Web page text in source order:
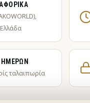
ΗΜΕΡΏΝ
ταλαιπωρία